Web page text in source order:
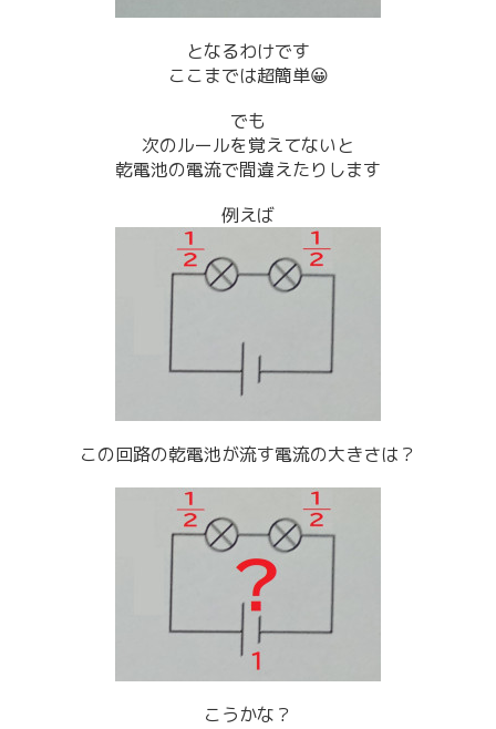
となるわけです
ここまでは超簡単😀
でも
次のルールを覚えてないと
乾電池の電流で間違えたりします
例えば
この回路の乾電池が流す電流の大きさは？
こうかな？